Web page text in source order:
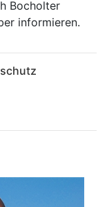
Bocholter
informieren.